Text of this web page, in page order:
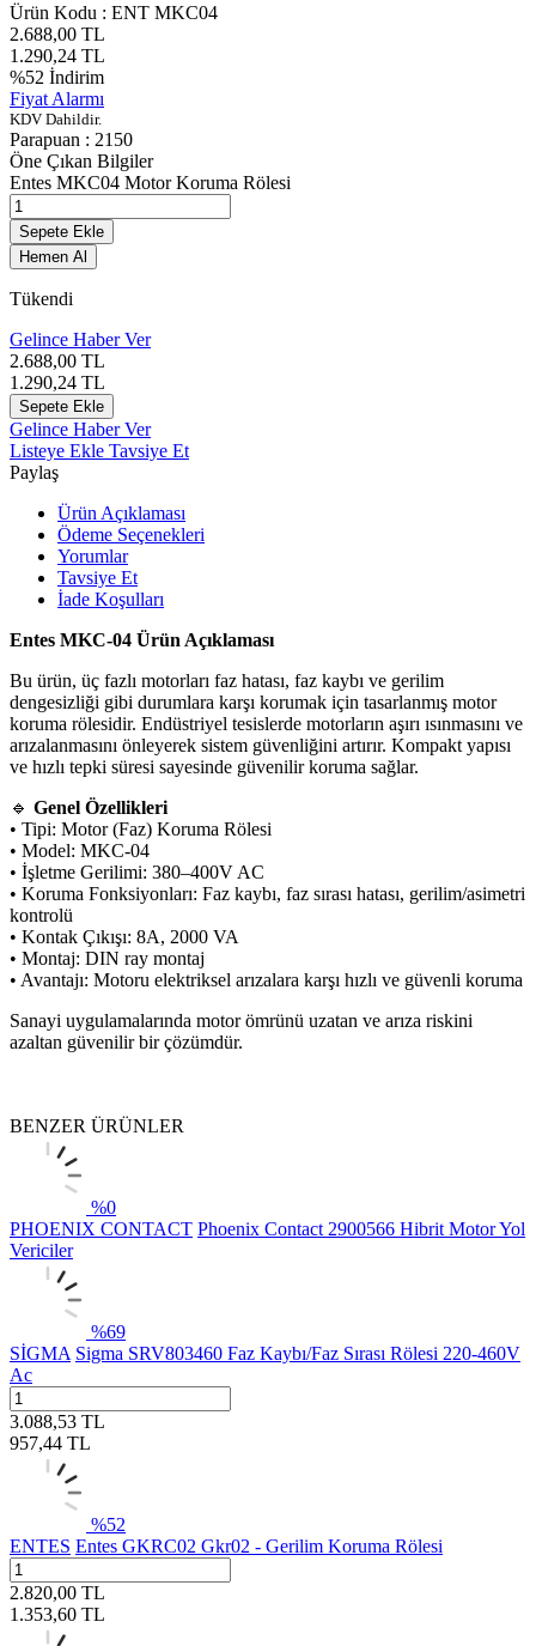
Ürün Kodu : ENT MKC04
2.688,00 TL
1.290,24 TL
%52 İndirim
Fiyat Alarmı
KDV Dahildir.
Parapuan : 2150
Öne Çıkan Bilgiler
Entes MKC04 Motor Koruma Rölesi
Sepete Ekle
Hemen Al
Tükendi
Gelince Haber Ver
2.688,00 TL
1.290,24 TL
Sepete Ekle
Gelince Haber Ver
Listeye Ekle Tavsiye Et
Paylaş
Ürün Açıklaması
Ödeme Seçenekleri
Yorumlar
Tavsiye Et
İade Koşulları
Entes MKC-04 Ürün Açıklaması
Bu ürün, üç fazlı motorları faz hatası, faz kaybı ve gerilim
dengesizliği gibi durumlara karşı korumak için tasarlanmış motor
koruma rölesidir. Endüstriyel tesislerde motorların aşırı ısınmasını ve
arızalanmasını önleyerek sistem güvenliğini artırır. Kompakt yapısı
ve hızlı tepki süresi sayesinde güvenilir koruma sağlar.
🔹 Genel Özellikleri
• Tipi: Motor (Faz) Koruma Rölesi
• Model: MKC-04
• İşletme Gerilimi: 380–400V AC
• Koruma Fonksiyonları: Faz kaybı, faz sırası hatası, gerilim/asimetri
kontrolü
• Kontak Çıkışı: 8A, 2000 VA
• Montaj: DIN ray montaj
• Avantajı: Motoru elektriksel arızalara karşı hızlı ve güvenli koruma
Sanayi uygulamalarında motor ömrünü uzatan ve arıza riskini
azaltan güvenilir bir çözümdür.
BENZER ÜRÜNLER
%0
PHOENIX CONTACT Phoenix Contact 2900566 Hibrit Motor Yol
Vericiler
%69
SİGMA Sigma SRV803460 Faz Kaybı/Faz Sırası Rölesi 220-460V
Ac
3.088,53 TL
957,44 TL
%52
ENTES Entes GKRC02 Gkr02 - Gerilim Koruma Rölesi
2.820,00 TL
1.353,60 TL